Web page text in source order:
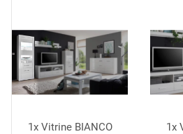
1x Vitrine BIANCO
1x